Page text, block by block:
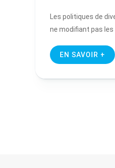
Les politiques de
ne modifiant pas les
EN SAVOIR +